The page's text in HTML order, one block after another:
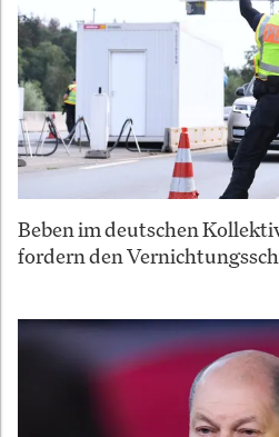
Beben im deutschen
fordern den